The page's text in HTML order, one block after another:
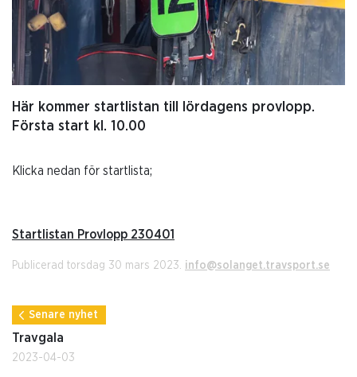
Här kommer startlistan till lördagens provlopp.
Första start kl. 10.00
Klicka nedan för startlista;
Startlistan Provlopp 230401
Publicerad torsdag 30 mars 2023. info@solanget.travsport.se
Senare nyhet
Travgala
2023-04-03